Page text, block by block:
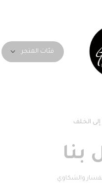
فئات المتجر
إلى الخلف
بنا
والشكاوي